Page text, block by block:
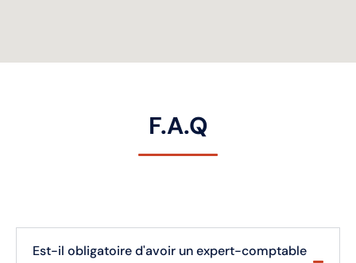
F.A.Q
Est-il obligatoire d'avoir un expert-comptable